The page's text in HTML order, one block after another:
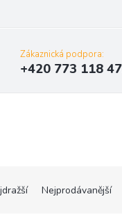
Zákaznická podpora:
+420 773 118
Nejprodávanější